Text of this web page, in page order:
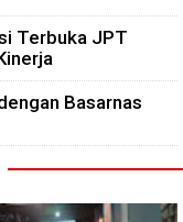
Terbuka JPT
Basarnas